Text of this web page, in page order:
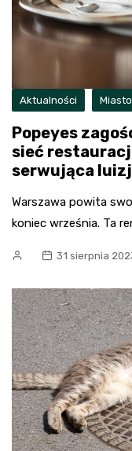
Aktualności Miasto
Popeyes
sieć
serwująca
Warszawa powita
koniec września. Ta
31 sierpnia